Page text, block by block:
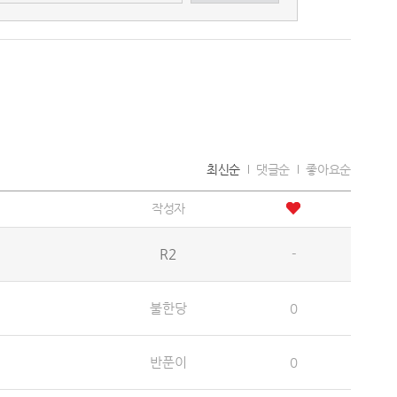
최신순 댓글순 좋아요순
작성자
R2 -
불한당 0
반푼이 0